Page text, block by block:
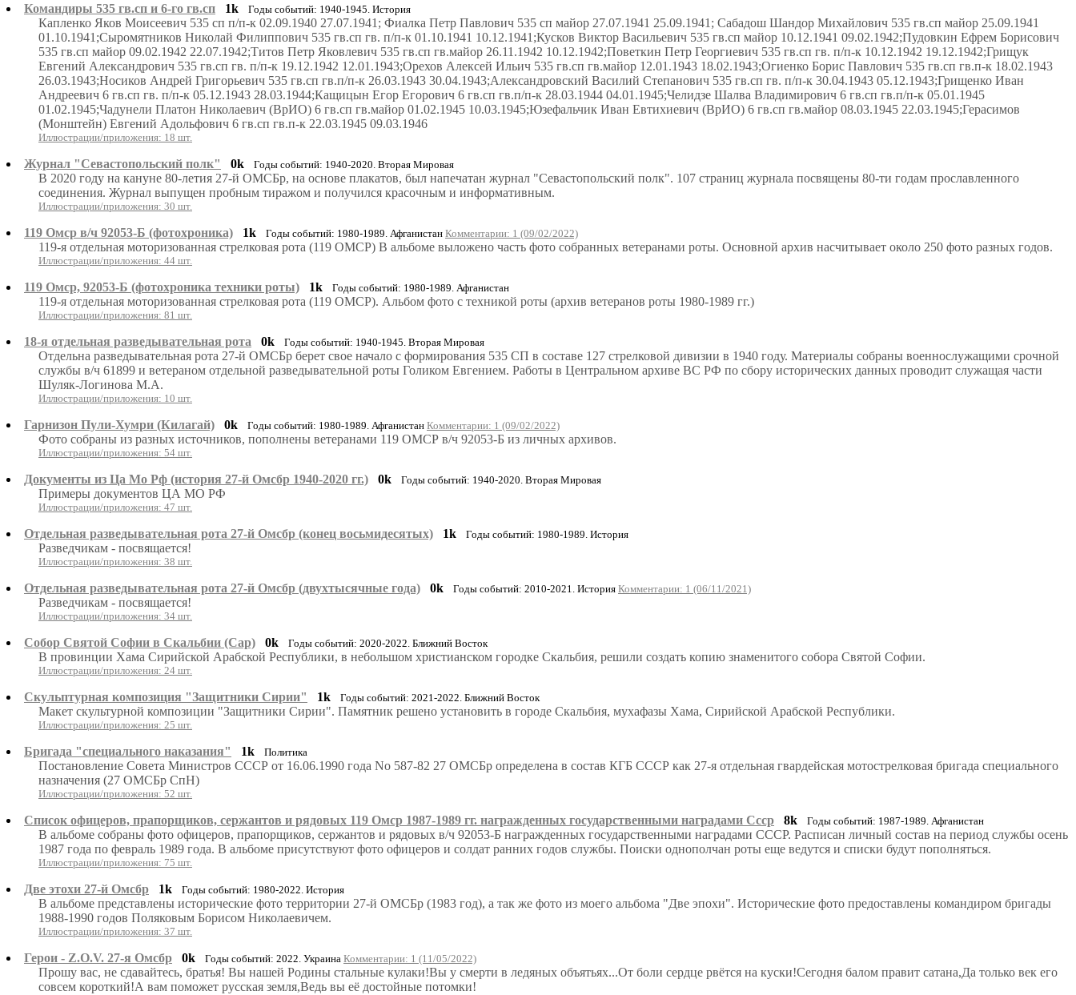
Командиры 535 гв.сп и 6-го гв.сп 1k Годы событий: 1940-1945. История
Капленко Яков Моисеевич 535 сп п/п-к 02.09.1940 27.07.1941; Фиалка Петр Павлович 535 сп майор 27.07.1941 25.09.1941; Сабадош Шандор Михайлович 535 гв.сп майор 25.09.1941
01.10.1941;Сыромятников Николай Филиппович 535 гв.сп гв. п/п-к 01.10.1941 10.12.1941;Кусков Виктор Васильевич 535 гв.сп майор 10.12.1941 09.02.1942;Пудовкин Ефрем Борисович
535 гв.сп майор 09.02.1942 22.07.1942;Титов Петр Яковлевич 535 гв.сп гв.майор 26.11.1942 10.12.1942;Поветкин Петр Георгиевич 535 гв.сп гв. п/п-к 10.12.1942 19.12.1942;Грищук
Евгений Александрович 535 гв.сп гв. п/п-к 19.12.1942 12.01.1943;Орехов Алексей Ильич 535 гв.сп гв.майор 12.01.1943 18.02.1943;Огиенко Борис Павлович 535 гв.сп гв.п-к 18.02.1943
26.03.1943;Носиков Андрей Григорьевич 535 гв.сп гв.п/п-к 26.03.1943 30.04.1943;Александровский Василий Степанович 535 гв.сп гв. п/п-к 30.04.1943 05.12.1943;Грищенко Иван
Андреевич 6 гв.сп гв. п/п-к 05.12.1943 28.03.1944;Кащицын Егор Егорович 6 гв.сп гв.п/п-к 28.03.1944 04.01.1945;Челидзе Шалва Владимирович 6 гв.сп гв.п/п-к 05.01.1945
01.02.1945;Чадунели Платон Николаевич (ВрИО) 6 гв.сп гв.майор 01.02.1945 10.03.1945;Юзефальчик Иван Евтихиевич (ВрИО) 6 гв.сп гв.майор 08.03.1945 22.03.1945;Герасимов
(Монштейн) Евгений Адольфович 6 гв.сп гв.п-к 22.03.1945 09.03.1946
Иллюстрации/приложения: 18 шт.
Журнал "Севастопольский полк" 0k Годы событий: 1940-2020. Вторая Мировая
В 2020 году на кануне 80-летия 27-й ОМСБр, на основе плакатов, был напечатан журнал "Севастопольский полк". 107 страниц журнала посвящены 80-ти годам прославленного
соединения. Журнал выпущен пробным тиражом и получился красочным и информативным.
Иллюстрации/приложения: 30 шт.
119 Омср в/ч 92053-Б (фотохроника) 1k Годы событий: 1980-1989. Афганистан Комментарии: 1 (09/02/2022)
119-я отдельная моторизованная стрелковая рота (119 ОМСР) В альбоме выложено часть фото собранных ветеранами роты. Основной архив насчитывает около 250 фото разных годов.
Иллюстрации/приложения: 44 шт.
119 Омср, 92053-Б (фотохроника техники роты) 1k Годы событий: 1980-1989. Афганистан
119-я отдельная моторизованная стрелковая рота (119 ОМСР). Альбом фото с техникой роты (архив ветеранов роты 1980-1989 гг.)
Иллюстрации/приложения: 81 шт.
18-я отдельная разведывательная рота 0k Годы событий: 1940-1945. Вторая Мировая
Отдельна разведывательная рота 27-й ОМСБр берет свое начало с формирования 535 СП в составе 127 стрелковой дивизии в 1940 году. Материалы собраны военнослужащими срочной
службы в/ч 61899 и ветераном отдельной разведывательной роты Голиком Евгением. Работы в Центральном архиве ВС РФ по сбору исторических данных проводит служащая части
Шуляк-Логинова М.А.
Иллюстрации/приложения: 10 шт.
Гарнизон Пули-Хумри (Килагай) 0k Годы событий: 1980-1989. Афганистан Комментарии: 1 (09/02/2022)
Фото собраны из разных источников, пополнены ветеранами 119 ОМСР в/ч 92053-Б из личных архивов.
Иллюстрации/приложения: 54 шт.
Документы из Ца Мо Рф (история 27-й Омсбр 1940-2020 гг.) 0k Годы событий: 1940-2020. Вторая Мировая
Примеры документов ЦА МО РФ
Иллюстрации/приложения: 47 шт.
Отдельная разведывательная рота 27-й Омсбр (конец восьмидесятых) 1k Годы событий: 1980-1989. История
Разведчикам - посвящается!
Иллюстрации/приложения: 38 шт.
Отдельная разведывательная рота 27-й Омсбр (двухтысячные года) 0k Годы событий: 2010-2021. История Комментарии: 1 (06/11/2021)
Разведчикам - посвящается!
Иллюстрации/приложения: 34 шт.
Собор Святой Софии в Скальбии (Сар) 0k Годы событий: 2020-2022. Ближний Восток
В провинции Хама Сирийской Арабской Республики, в небольшом христианском городке Скальбия, решили создать копию знаменитого собора Святой Софии.
Иллюстрации/приложения: 24 шт.
Скульптурная композиция "Защитники Сирии" 1k Годы событий: 2021-2022. Ближний Восток
Макет скультурной композиции "Защитники Сирии". Памятник решено установить в городе Скальбия, мухафазы Хама, Сирийской Арабской Республики.
Иллюстрации/приложения: 25 шт.
Бригада "специального наказания" 1k Политика
Постановление Совета Министров СССР от 16.06.1990 года No 587-82 27 ОМСБр определена в состав КГБ СССР как 27-я отдельная гвардейская мотострелковая бригада специального
назначения (27 ОМСБр СпН)
Иллюстрации/приложения: 52 шт.
Список офицеров, прапорщиков, сержантов и рядовых 119 Омср 1987-1989 гг. награжденных государственными наградами Ссср 8k Годы событий: 1987-1989. Афганистан
В альбоме собраны фото офицеров, прапорщиков, сержантов и рядовых в/ч 92053-Б награжденных государственными наградами СССР. Расписан личный состав на период службы осень
1987 года по февраль 1989 года. В альбоме присутствуют фото офицеров и солдат ранних годов службы. Поиски однополчан роты еще ведутся и списки будут пополняться.
Иллюстрации/приложения: 75 шт.
Две этохи 27-й Омсбр 1k Годы событий: 1980-2022. История
В альбоме представлены исторические фото территории 27-й ОМСБр (1983 год), а так же фото из моего альбома "Две эпохи". Исторические фото предоставлены командиром бригады
1988-1990 годов Поляковым Борисом Николаевичем.
Иллюстрации/приложения: 37 шт.
Герои - Z.O.V. 27-я Омсбр 0k Годы событий: 2022. Украина Комментарии: 1 (11/05/2022)
Прошу вас, не сдавайтесь, братья! Вы нашей Родины стальные кулаки!Вы у смерти в ледяных объятьях...От боли сердце рвётся на куски!Сегодня балом правит сатана,Да только век его
совсем короткий!А вам поможет русская земля,Ведь вы её достойные потомки!